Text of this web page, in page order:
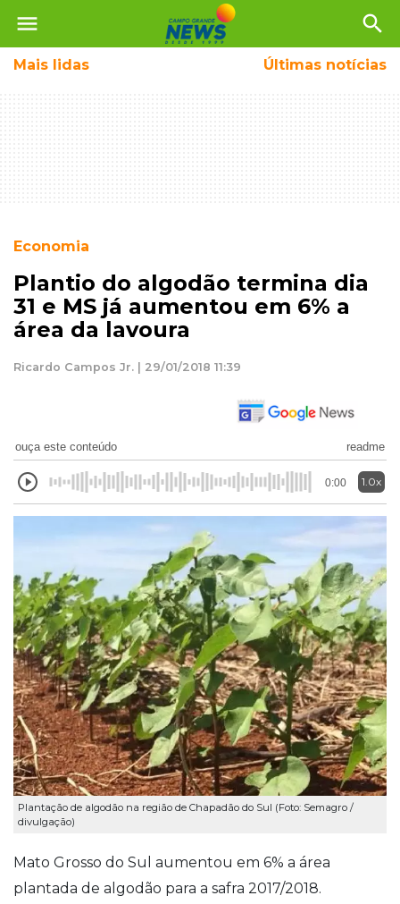
menu search
Mais lidas Últimas notícias
Economia
Plantio do algodão termina dia
31 e MS já aumentou em 6% a
área da lavoura
Ricardo Campos Jr. | 29/01/2018 11:39
ouça este conteúdo readme
0:00 1.0x
Plantação de algodão na região de Chapadão do Sul (Foto: Semagro /
divulgação)
Mato Grosso do Sul aumentou em 6% a área
plantada de algodão para a safra 2017/2018.